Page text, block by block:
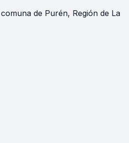
de Purén, Región de La